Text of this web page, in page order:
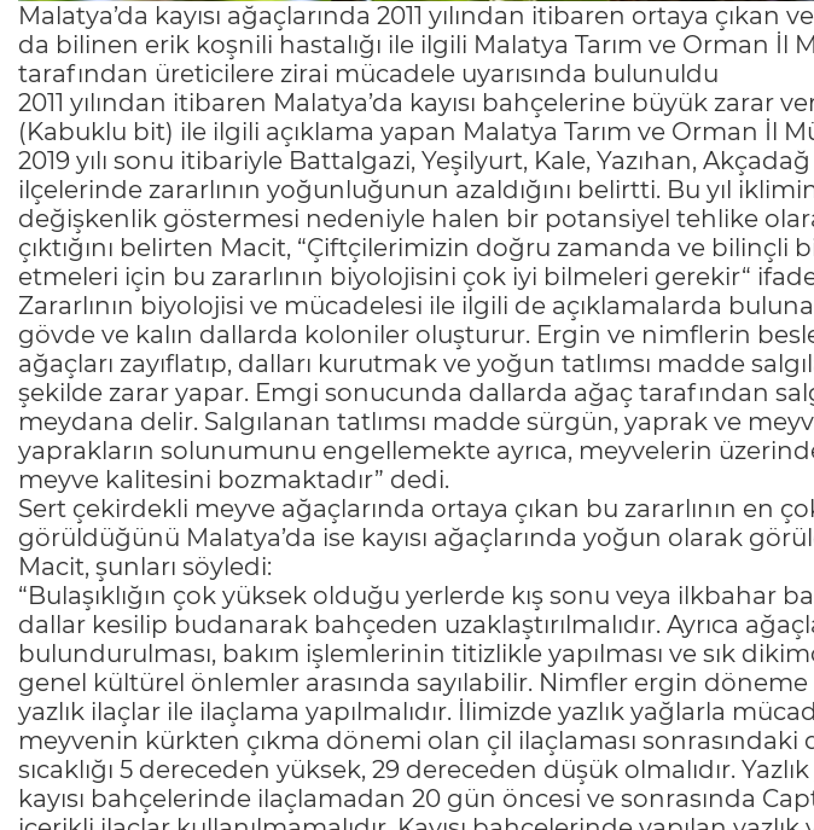
Malatya’da kayısı ağaçlarında 2011 yılından itibaren ortaya çıkan
da bilinen erik koşnili hastalığı ile ilgili Malatya Tarım ve Orman İl
tarafından üreticilere zirai mücadele uyarısında bulunuldu
2011 yılından itibaren Malatya’da kayısı bahçelerine büyük zarar
(Kabuklu bit) ile ilgili açıklama yapan Malatya Tarım ve Orman İl
2019 yılı sonu itibariyle Battalgazi, Yeşilyurt, Kale, Yazıhan,
ilçelerinde zararlının yoğunluğunun azaldığını belirtti. Bu yıl iklimin
değişkenlik göstermesi nedeniyle halen bir potansiyel tehlike
çıktığını belirten Macit, “Çiftçilerimizin doğru zamanda ve bilinçli
etmeleri için bu zararlının biyolojisini çok iyi bilmeleri gerekir“
Zararlının biyolojisi ve mücadelesi ile ilgili de açıklamalarda
gövde ve kalın dallarda koloniler oluşturur. Ergin ve nimflerin
ağaçları zayıflatıp, dalları kurutmak ve yoğun tatlımsı madde
şekilde zarar yapar. Emgi sonucunda dallarda ağaç tarafından
meydana delir. Salgılanan tatlımsı madde sürgün, yaprak ve
yaprakların solunumunu engellemekte ayrıca, meyvelerin
meyve kalitesini bozmaktadır” dedi.
Sert çekirdekli meyve ağaçlarında ortaya çıkan bu zararlının en
görüldüğünü Malatya’da ise kayısı ağaçlarında yoğun olarak
Macit, şunları söyledi:
“Bulaşıklığın çok yüksek olduğu yerlerde kış sonu veya ilkbahar
dallar kesilip budanarak bahçeden uzaklaştırılmalıdır. Ayrıca
bulundurulması, bakım işlemlerinin titizlikle yapılması ve sık
genel kültürel önlemler arasında sayılabilir. Nimfler ergin
yazlık ilaçlar ile ilaçlama yapılmalıdır. İlimizde yazlık yağlarla
meyvenin kürkten çıkma dönemi olan çil ilaçlaması sonrasındaki
sıcaklığı 5 dereceden yüksek, 29 dereceden düşük olmalıdır.
kayısı bahçelerinde ilaçlamadan 20 gün öncesi ve sonrasında